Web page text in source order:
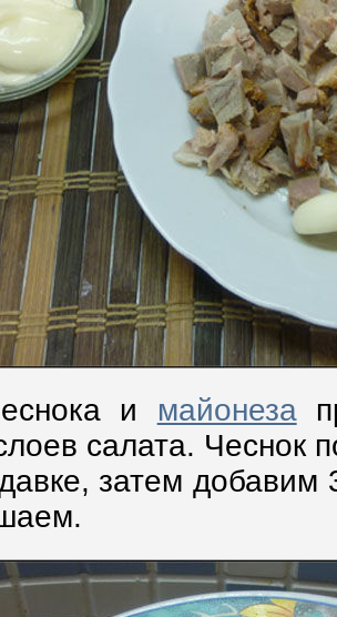
и майонеза
салата. Чеснок
затем